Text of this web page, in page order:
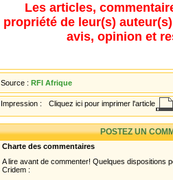
Les articles,
propriété de leur(s)
avis, opinion et
Source : RFI Afrique
Impression : Cliquez ici pour imprimer l'article
POSTEZ UN
Charte des commentaires
A lire avant de commenter! Quelques dispositions
Cridem :